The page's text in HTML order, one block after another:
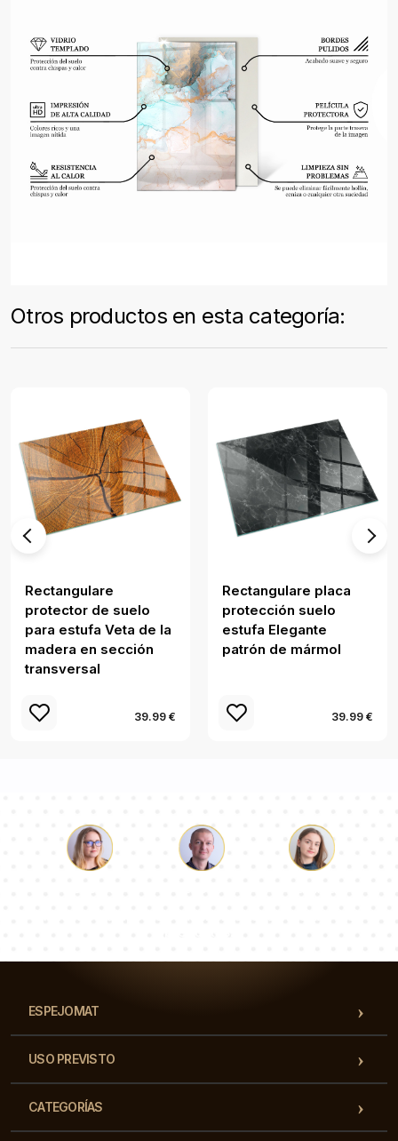
Otros productos en esta categoría:
Rectangulare
protector de suelo
para estufa Veta de la
madera en sección
transversal
39.99 €
Rectangulare placa
protección suelo
estufa Elegante
patrón de mármol
39.99 €
ESPEJOMAT
USO PREVISTO
CATEGORÍAS